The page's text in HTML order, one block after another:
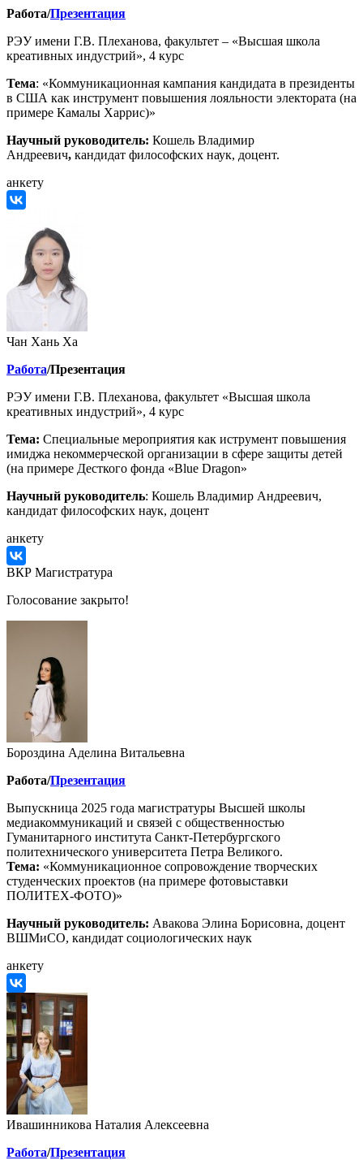
Работа/Презентация
РЭУ имени Г.В. Плеханова, факультет – «Высшая школа
креативных индустрий», 4 курс
Тема: «Коммуникационная кампания кандидата в президенты
в США как инструмент повышения лояльности электората (на
примере Камалы Харрис)»
Научный руководитель: Кошель Владимир
Андреевич, кандидат философских наук, доцент.
анкету
Чан Хань Ха
Работа/Презентация
РЭУ имени Г.В. Плеханова, факультет «Высшая школа
креативных индустрий», 4 курс
Тема: Специальные мероприятия как иструмент повышения
имиджа некоммерческой организации в сфере защиты детей
(на примере Десткого фонда «Blue Dragon»
Научный руководитель: Кошель Владимир Андреевич,
кандидат философских наук, доцент
анкету
ВКР Магистратура
Голосование закрыто!
Бороздина Аделина Витальевна
Работа/Презентация
Выпускница 2025 года магистратуры Высшей школы
медиакоммуникаций и связей с общественностью
Гуманитарного института Санкт-Петербургского
политехнического университета Петра Великого.
Тема: «Коммуникационное сопровождение творческих
студенческих проектов (на примере фотовыставки
ПОЛИТЕХ-ФОТО)»
Научный руководитель: Авакова Элина Борисовна, доцент
ВШМиСО, кандидат социологических наук
анкету
Ивашинникова Наталия Алексеевна
Работа/Презентация